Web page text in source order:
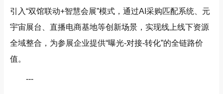
引入“双馆联动+智慧会展”模式，通过AI采购匹配系统、元
宇宙展台、直播电商基地等创新场景，实现线上线下资源
全域整合，为参展企业提供“曝光-对接-转化”的全链路价
值。
---